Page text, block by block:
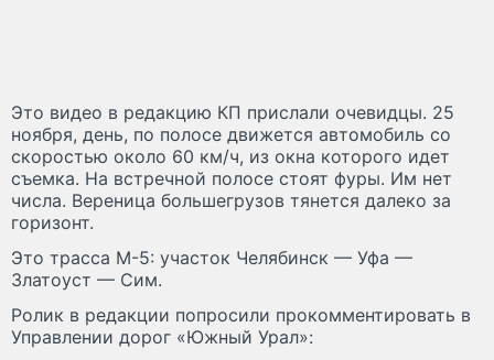
Это видео в редакцию КП прислали очевидцы. 25
ноября, день, по полосе движется автомобиль со
скоростью около 60 км/ч, из окна которого идет
съемка. На встречной полосе стоят фуры. Им нет
числа. Вереница большегрузов тянется далеко за
горизонт.
Это трасса М-5: участок Челябинск — Уфа —
Златоуст — Сим.
Ролик в редакции попросили прокомментировать в
Управлении дорог «Южный Урал»: